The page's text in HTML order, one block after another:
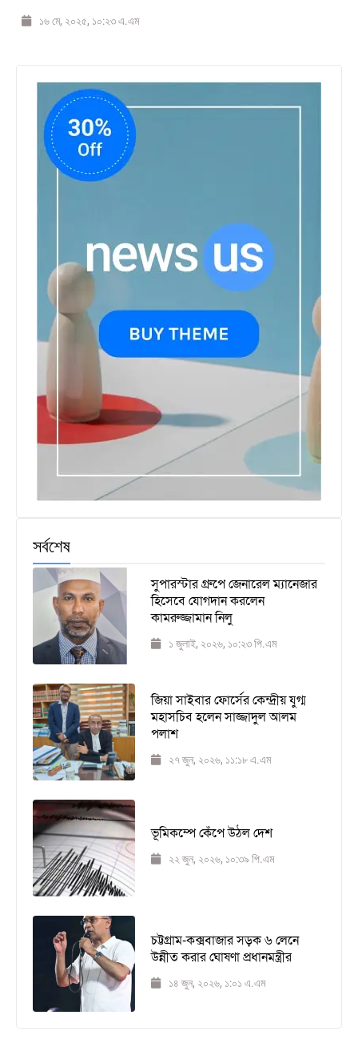
১৬ মে, ২০২৫, ১০:২৩ এ.এম
সর্বশেষ
সুপারস্টার গ্রুপে জেনারেল ম্যানেজার
হিসেবে যোগদান করলেন
কামরুজ্জামান নিলু
১ জুলাই, ২০২৬, ১০:২৩ পি.এম
জিয়া সাইবার ফোর্সের কেন্দ্রীয় যুগ্ম
মহাসচিব হলেন সাজ্জাদুল আলম
পলাশ
২৭ জুন, ২০২৬, ১১:১৮ এ.এম
ভূমিকম্পে কেঁপে উঠল দেশ
২২ জুন, ২০২৬, ১০:৩৯ পি.এম
চট্টগ্রাম-কক্সবাজার সড়ক ৬ লেনে
উন্নীত করার ঘোষণা প্রধানমন্ত্রীর
১৪ জুন, ২০২৬, ১:০১ এ.এম